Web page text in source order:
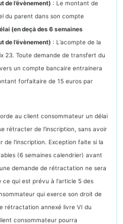
de l’évènement) : Le montant de
du parent dans son compte
(en deçà des 6 semaines
de l’évènement) : L’acompte de la
23. Toute demande de transfert du
un compte bancaire entrainera
forfaitaire de 15 euros par
au client consommateur un délai
rétracter de l'inscription, sans avoir
l'inscription. Exception faite si la
(6 semaines calendrier) avant
demande de rétractation ne sera
qui est prévu à l'article 5 des
qui exerce son droit de
rétractation annexé livre VI du
consommateur pourra